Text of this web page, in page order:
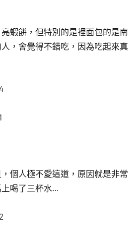
蝦餅，但特別的是裡面包的是南
，會覺得不錯吃，因為吃起來真
個人極不愛這道，原因就是非常
喝了三杯水…